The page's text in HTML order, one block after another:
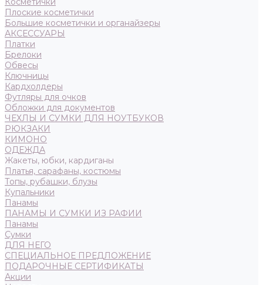
Плоские косметички
Большие косметички и органайзеры
АКСЕССУАРЫ
Платки
Брелоки
Обвесы
Ключницы
Кардхолдеры
Футляры для очков
Обложки для документов
ЧЕХЛЫ И СУМКИ ДЛЯ НОУТБУКОВ
РЮКЗАКИ
КИМОНО
ОДЕЖДА
Жакеты, юбки, кардиганы
Платья, сарафаны, костюмы
Топы, рубашки, блузы
Купальники
Панамы
ПАНАМЫ И СУМКИ ИЗ РАФИИ
Панамы
Сумки
ДЛЯ НЕГО
СПЕЦИАЛЬНОЕ ПРЕДЛОЖЕНИЕ
ПОДАРОЧНЫЕ СЕРТИФИКАТЫ
Акции